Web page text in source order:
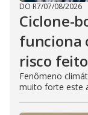
DO R7/07/08/2026
Ciclone-
funciona
risco
Fenômeno
muito forte este